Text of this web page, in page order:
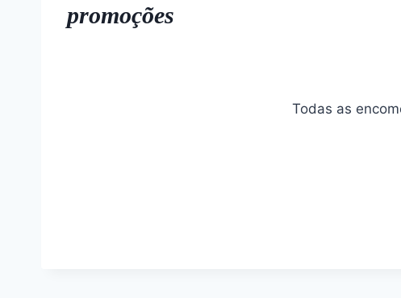
promoções
Todas as